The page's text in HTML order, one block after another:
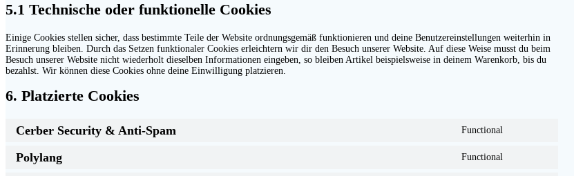
5.1 Technische oder funktionelle Cookies
Einige Cookies stellen sicher, dass bestimmte Teile der Website ordnungsgemäß funktionieren und deine Benutzereinstellungen weiterhin in
Erinnerung bleiben. Durch das Setzen funktionaler Cookies erleichtern wir dir den Besuch unserer Website. Auf diese Weise musst du beim
Besuch unserer Website nicht wiederholt dieselben Informationen eingeben, so bleiben Artikel beispielsweise in deinem Warenkorb, bis du
bezahlst. Wir können diese Cookies ohne deine Einwilligung platzieren.
6. Platzierte Cookies
Cerber Security & Anti-Spam Functional
Polylang Functional